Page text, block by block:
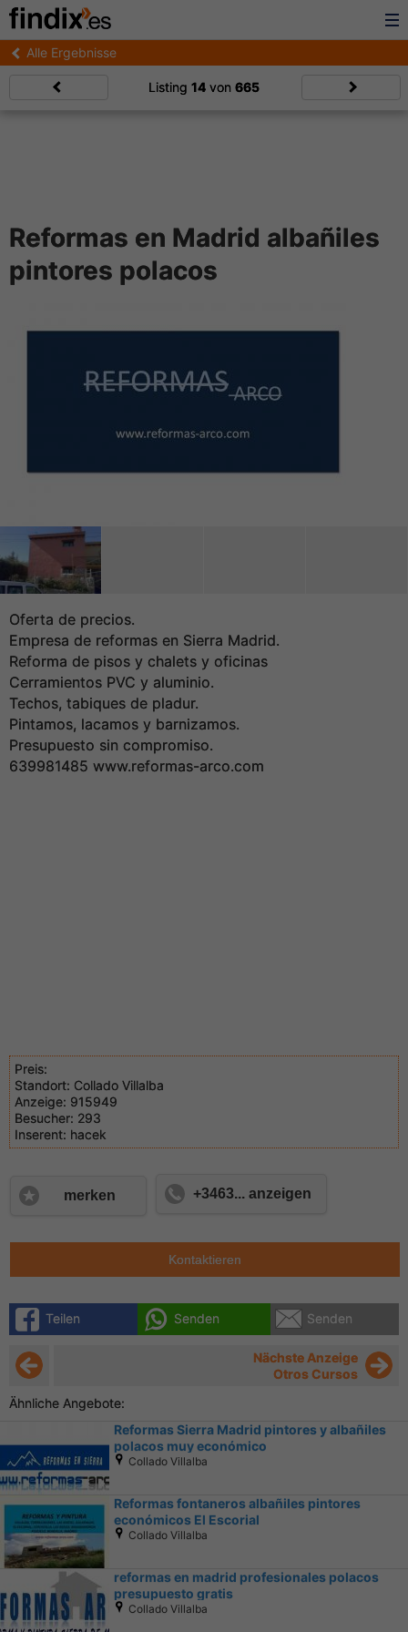
Alle Ergebnisse
Listing 14 von 665
Reformas en Madrid albañiles
pintores polacos
Oferta de precios.
Empresa de reformas en Sierra Madrid.
Reforma de pisos y chalets y oficinas
Cerramientos PVC y aluminio.
Techos, tabiques de pladur.
Pintamos, lacamos y barnizamos.
Presupuesto sin compromiso.
639981485 www.reformas-arco.com
Preis:
Standort: Collado Villalba
Anzeige: 915949
Besucher: 293
Inserent: hacek
merken +3463... anzeigen
Kontaktieren
Teilen Senden Senden
Nächste Anzeige
Otros Cursos
Ähnliche Angebote:
Reformas Sierra Madrid pintores y albañiles
polacos muy económico
Collado Villalba
Reformas fontaneros albañiles pintores
económicos El Escorial
Collado Villalba
reformas en madrid profesionales polacos
presupuesto gratis
Collado Villalba